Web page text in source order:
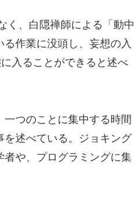
く、白隠禅師による「動中
作業に没頭し、妄想の入
入ることができると述べ
つのことに集中する時間
を述べている。ジョキング
や、プログラミングに集